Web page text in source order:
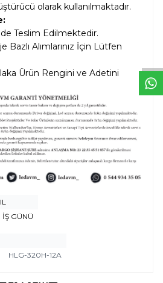
olarak kullanılmaktadır.
Teslim Edilmektedir.
Bazlı Alımlarınız İçin Lütfen
Ürün Rengini ve Adetini
İŞ GÜNÜ
HLG-320H-12A